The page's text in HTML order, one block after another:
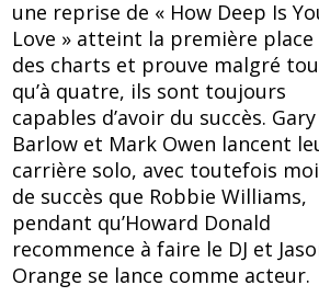
une reprise de « How Deep Is
Love » atteint la première place
des charts et prouve malgré
qu’à quatre, ils sont toujours
capables d’avoir du succès. Gary
Barlow et Mark Owen lancent
carrière solo, avec toutefois
de succès que Robbie Williams,
pendant qu’Howard Donald
recommence à faire le DJ et
Orange se lance comme acteur.